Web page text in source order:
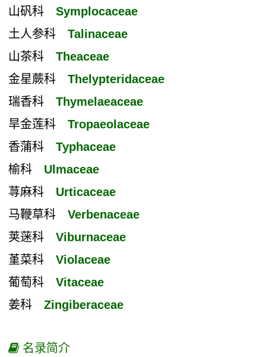
山矾科
Symplocaceae
土人参科
Talinaceae
山茶科
Theaceae
金星蕨科
Thelypteridaceae
瑞香科
Thymelaeaceae
旱金莲科
Tropaeolaceae
香蒲科
Typhaceae
榆科
Ulmaceae
荨麻科
Urticaceae
马鞭草科
Verbenaceae
荚蒾科
Viburnaceae
堇菜科
Violaceae
葡萄科
Vitaceae
姜科
Zingiberaceae
名录简介